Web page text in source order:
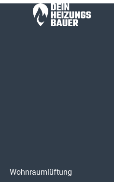
Wohnraumlüftung